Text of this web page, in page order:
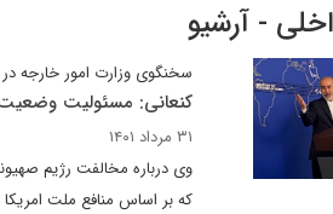
- آرشیو
سخنگوی وزارت امور خارجه
کنعانی: مسئولیت وضعیت
۳۱ مرداد ۱۴۰۱
وی درباره مخالفت رژیم
که بر اساس منافع ملت